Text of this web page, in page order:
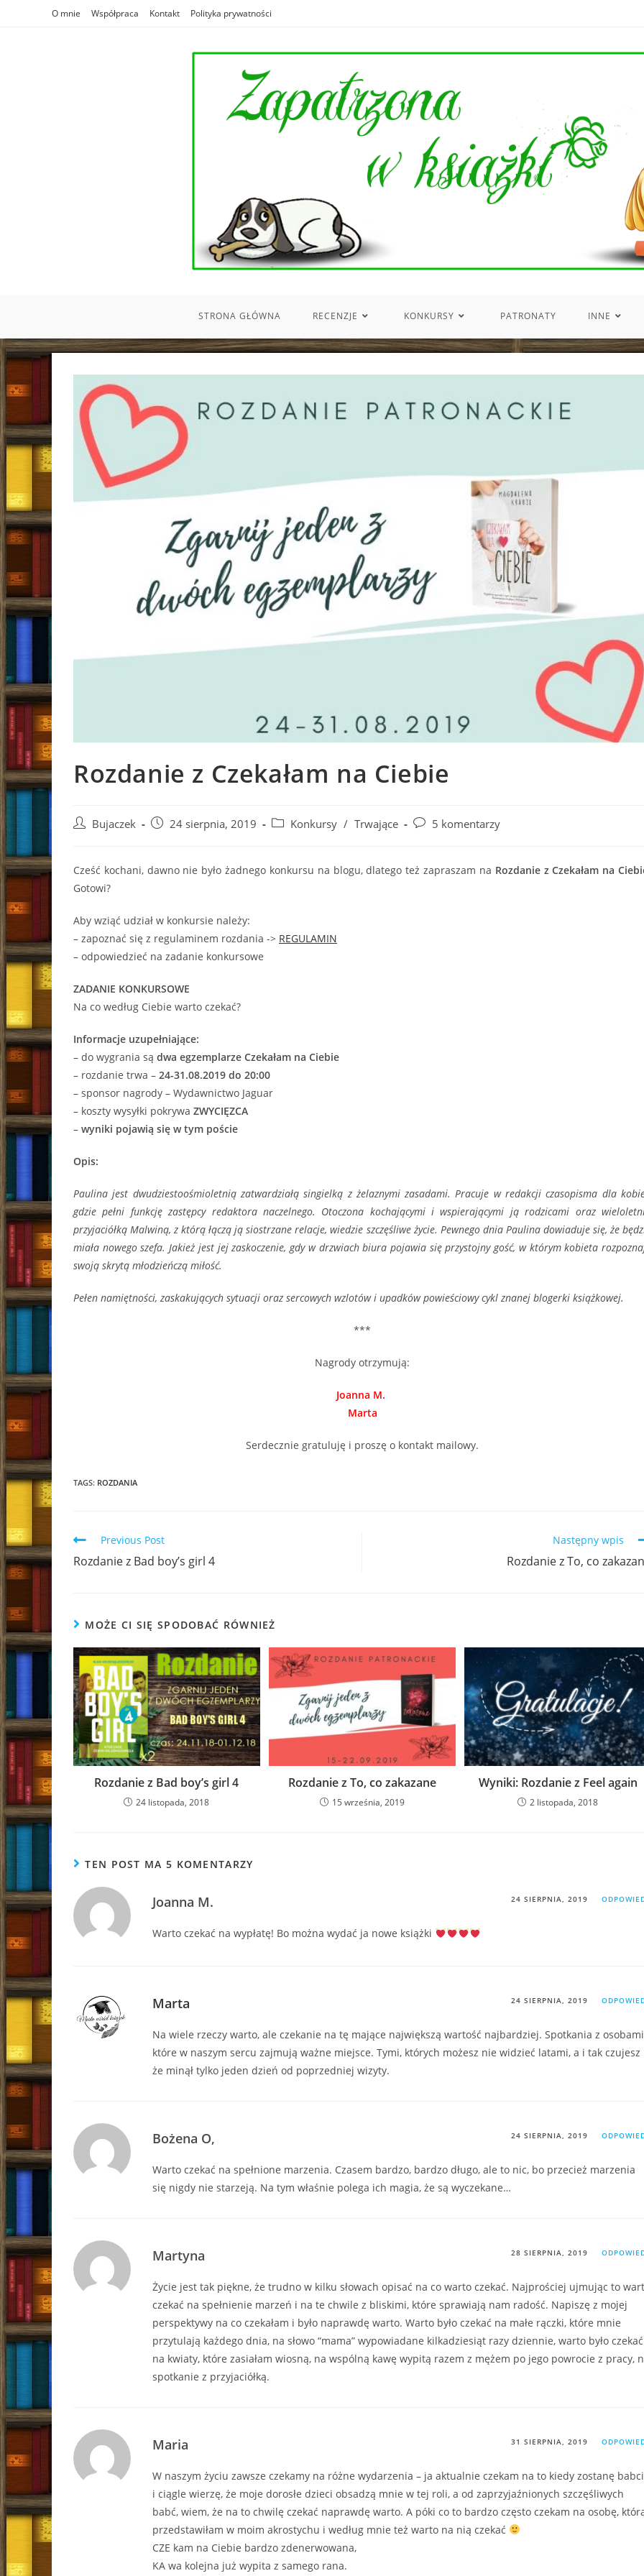
O mnie Współpraca Kontakt Polityka prywatności
STRONA GŁÓWNA RECENZJE KONKURSY PATRONATY INNE
Rozdanie z Czekałam na Ciebie
Post Bujaczek
Post 24 sierpnia, 2019
Post Konkursy / Trwające
Post 5 komentarzy
Cześć kochani, dawno nie było żadnego konkursu na blogu, dlatego też zapraszam na Rozdanie z Czekałam na
Gotowi?
Aby wziąć udział w konkursie należy:
– zapoznać się z regulaminem rozdania -> REGULAMIN
– odpowiedzieć na zadanie konkursowe
ZADANIE KONKURSOWE
Na co według Ciebie warto czekać?
Informacje uzupełniające:
– do wygrania są dwa egzemplarze Czekałam na Ciebie
– rozdanie trwa – 24-31.08.2019 do 20:00
– sponsor nagrody – Wydawnictwo Jaguar
– koszty wysyłki pokrywa ZWYCIĘZCA
– wyniki pojawią się w tym poście
Opis:
Paulina jest dwudziestoośmioletnią zatwardziałą singielką z żelaznymi zasadami. Pracuje w redakcji czasopisma dla
gdzie pełni funkcję zastępcy redaktora naczelnego. Otoczona kochającymi i wspierającymi ją rodzicami oraz
przyjaciółką Malwiną, z którą łączą ją siostrzane relacje, wiedzie szczęśliwe życie. Pewnego dnia Paulina dowiaduje się, że
miała nowego szefa. Jakież jest jej zaskoczenie, gdy w drzwiach biura pojawia się przystojny gość, w którym kobieta
swoją skrytą młodzieńczą miłość.
Pełen namiętności, zaskakujących sytuacji oraz sercowych wzlotów i upadków powieściowy cykl znanej blogerki książkowej.
***
Nagrody otrzymują:
Joanna M.
Marta
Serdecznie gratuluję i proszę o kontakt mailowy.
TAGS: ROZDANIA
Read
articles
Previous Post
Rozdanie z Bad boy’s girl 4
Następny wpis
Rozdanie z To, co
MOŻE CI SIĘ SPODOBAĆ RÓWNIEŻ
Rozdanie z Bad boy’s girl 4
24 listopada, 2018
Rozdanie z To, co zakazane
15 września, 2019
Wyniki: Rozdanie z Feel again
2 listopada, 2018
TEN POST MA 5 KOMENTARZY
Joanna M. 24 SIERPNIA, 2019
Warto czekać na wypłatę! Bo można wydać ja nowe książki
Marta 24 SIERPNIA, 2019
Na wiele rzeczy warto, ale czekanie na tę mające największą wartość najbardziej. Spotkania z
które w naszym sercu zajmują ważne miejsce. Tymi, których możesz nie widzieć latami, a i tak czujesz
że minął tylko jeden dzień od poprzedniej wizyty.
Bożena O, 24 SIERPNIA, 2019
Warto czekać na spełnione marzenia. Czasem bardzo, bardzo długo, ale to nic, bo przecież marzenia
się nigdy nie starzeją. Na tym właśnie polega ich magia, że są wyczekane…
Martyna 28 SIERPNIA, 2019
Życie jest tak piękne, że trudno w kilku słowach opisać na co warto czekać. Najprościej ujmując to
czekać na spełnienie marzeń i na te chwile z bliskimi, które sprawiają nam radość. Napiszę z mojej
perspektywy na co czekałam i było naprawdę warto. Warto było czekać na małe rączki, które mnie
przytulają każdego dnia, na słowo “mama” wypowiadane kilkadziesiąt razy dziennie, warto było czekać
na kwiaty, które zasiałam wiosną, na wspólną kawę wypitą razem z mężem po jego powrocie z pracy,
spotkanie z przyjaciółką.
Maria 31 SIERPNIA, 2019
W naszym życiu zawsze czekamy na różne wydarzenia – ja aktualnie czekam na to kiedy zostanę
i ciągle wierzę, że moje dorosłe dzieci obsadzą mnie w tej roli, a od zaprzyjaźnionych szczęśliwych
babć, wiem, że na to chwilę czekać naprawdę warto. A póki co to bardzo często czekam na osobę,
przedstawiłam w moim akrostychu i według mnie też warto na nią czekać
CZE kam na Ciebie bardzo zdenerwowana,
KA wa kolejna już wypita z samego rana.